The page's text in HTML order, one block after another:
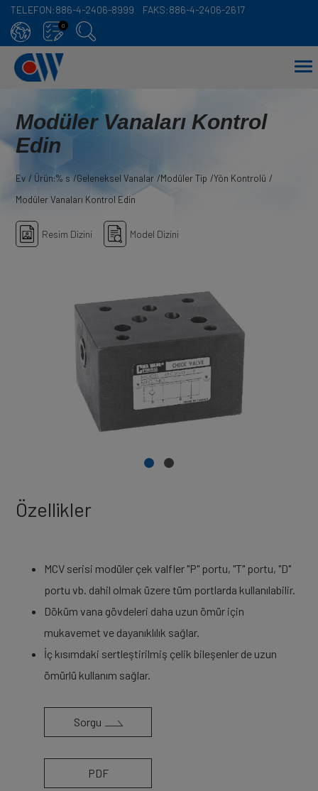
TELEFON:886-4-2406-8999 FAKS:886-4-2406-2617
0
Modüler Vanaları Kontrol
Edin
Ev Ürün:% s Geleneksel Vanalar Modüler Tip
Yön Kontrolü
Modüler Vanaları Kontrol Edin
Resim Dizini Model Dizini
Özellikler
MCV serisi modüler çek valfler "P" portu, "T" portu, "D"
portu vb. dahil olmak üzere tüm portlarda kullanılabilir.
Döküm vana gövdeleri daha uzun ömür için
mukavemet ve dayanıklılık sağlar.
İç kısımdaki sertleştirilmiş çelik bileşenler de uzun
ömürlü kullanım sağlar.
Sorgu
PDF
Çerez yönetimi paneli